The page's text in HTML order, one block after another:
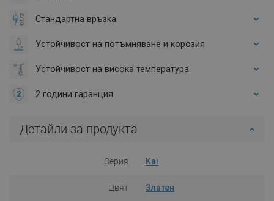
Стандартна връзка
Устойчивост на потъмняване и корозия
Устойчивост на висока температура
2 години гаранция
Детайли за продукта
Серия Kai
Цвят Златен